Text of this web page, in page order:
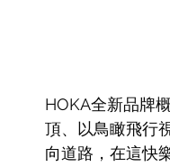
HOKA全新品牌
頂、以鳥瞰飛行
向道路，在這快